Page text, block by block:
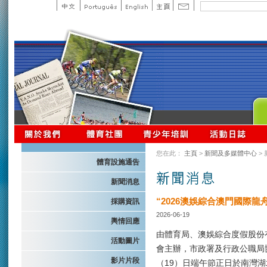
體育設施通告
新聞消息
採購資訊
輿情回應
活動圖片
影片片段
您在此： 主頁 > 新聞及多媒體中心 >
“2026澳娛綜合澳門國際龍
2026-06-19
由體育局、澳娛綜合度假股
會主辦，市政署及行政公職
（19）日端午節正日於南灣